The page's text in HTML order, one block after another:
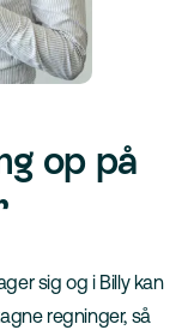
op på
sig og i Billy kan
regninger, så